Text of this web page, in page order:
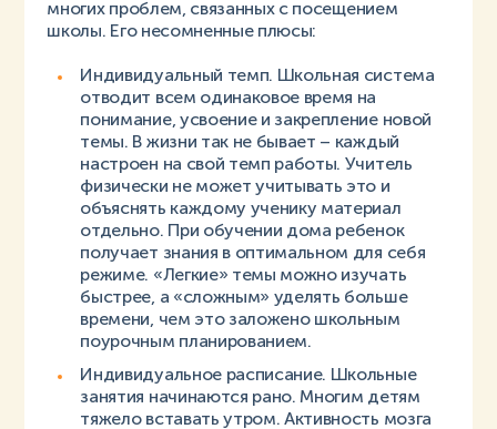
многих проблем, связанных с посещением
школы. Его несомненные плюсы:
Индивидуальный темп. Школьная система
отводит всем одинаковое время на
понимание, усвоение и закрепление новой
темы. В жизни так не бывает – каждый
настроен на свой темп работы. Учитель
физически не может учитывать это и
объяснять каждому ученику материал
отдельно. При обучении дома ребенок
получает знания в оптимальном для себя
режиме. «Легкие» темы можно изучать
быстрее, а «сложным» уделять больше
времени, чем это заложено школьным
поурочным планированием.
Индивидуальное расписание. Школьные
занятия начинаются рано. Многим детям
тяжело вставать утром. Активность мозга